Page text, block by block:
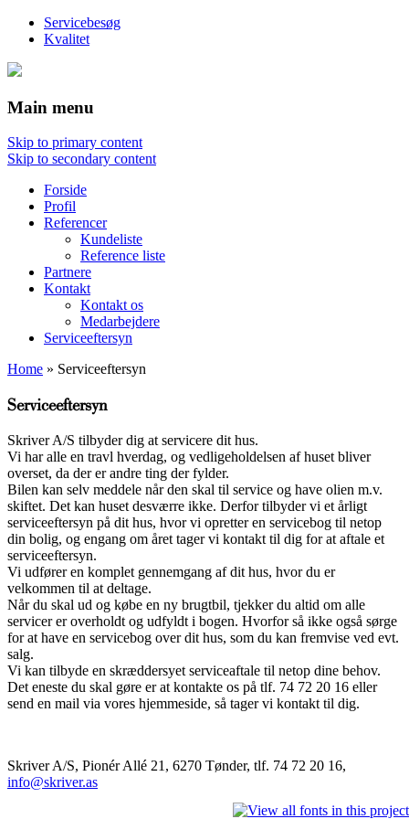
Servicebesøg
Kvalitet
Main menu
Skip to primary content
Skip to secondary content
Forside
Profil
Referencer
Kundeliste
Reference liste
Partnere
Kontakt
Kontakt os
Medarbejdere
Serviceeftersyn
Home » Serviceeftersyn
Serviceeftersyn
Skriver A/S tilbyder dig at servicere dit hus.
Vi har alle en travl hverdag, og vedligeholdelsen af huset bliver
overset, da der er andre ting der fylder.
Bilen kan selv meddele når den skal til service og have olien m.v.
skiftet. Det kan huset desværre ikke. Derfor tilbyder vi et årligt
serviceeftersyn på dit hus, hvor vi opretter en servicebog til netop
din bolig, og engang om året tager vi kontakt til dig for at aftale et
serviceeftersyn.
Vi udfører en komplet gennemgang af dit hus, hvor du er
velkommen til at deltage.
Når du skal ud og købe en ny brugtbil, tjekker du altid om alle
servicer er overholdt og udfyldt i bogen. Hvorfor så ikke også sørge
for at have en servicebog over dit hus, som du kan fremvise ved evt.
salg.
Vi kan tilbyde en skræddersyet serviceaftale til netop dine behov.
Det eneste du skal gøre er at kontakte os på tlf. 74 72 20 16 eller
send en mail via vores hjemmeside, så tager vi kontakt til dig.
Skriver A/S, Pionér Allé 21, 6270 Tønder, tlf. 74 72 20 16,
info@skriver.as